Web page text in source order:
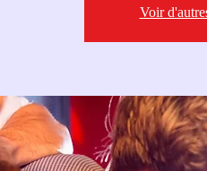
Voir